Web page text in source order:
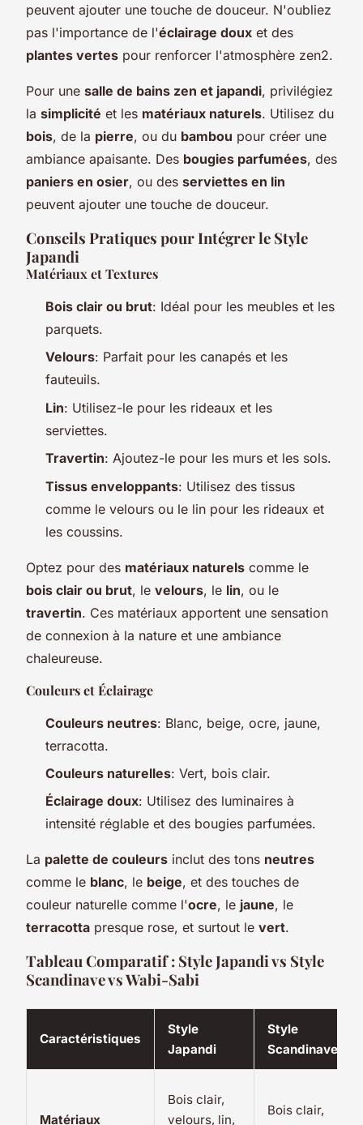
peuvent ajouter une touche de douceur. N'oubliez
pas l'importance de l'éclairage doux et des
plantes vertes pour renforcer l'atmosphère zen2.
Pour une salle de bains zen et japandi, privilégiez
la simplicité et les matériaux naturels. Utilisez du
bois, de la pierre, ou du bambou pour créer une
ambiance apaisante. Des bougies parfumées, des
paniers en osier, ou des serviettes en lin
peuvent ajouter une touche de douceur.
Conseils Pratiques pour Intégrer le Style
Japandi
Matériaux et Textures
Bois clair ou brut: Idéal pour les meubles et les
parquets.
Velours: Parfait pour les canapés et les
fauteuils.
Lin: Utilisez-le pour les rideaux et les
serviettes.
Travertin: Ajoutez-le pour les murs et les sols.
Tissus enveloppants: Utilisez des tissus
comme le velours ou le lin pour les rideaux et
les coussins.
Optez pour des matériaux naturels comme le
bois clair ou brut, le velours, le lin, ou le
travertin. Ces matériaux apportent une sensation
de connexion à la nature et une ambiance
chaleureuse.
Couleurs et Éclairage
Couleurs neutres: Blanc, beige, ocre, jaune,
terracotta.
Couleurs naturelles: Vert, bois clair.
Éclairage doux: Utilisez des luminaires à
intensité réglable et des bougies parfumées.
La palette de couleurs inclut des tons neutres
comme le blanc, le beige, et des touches de
couleur naturelle comme l'ocre, le jaune, le
terracotta presque rose, et surtout le vert.
Tableau Comparatif : Style Japandi vs Style
Scandinave vs Wabi-Sabi
Caractéristiques
Style
Japandi
Style
Scandinave
Matériaux
Bois clair,
velours, lin,
Bois clair,